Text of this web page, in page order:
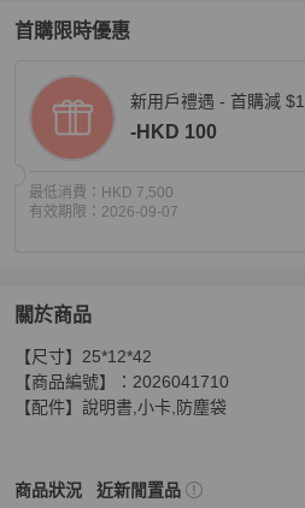
首購限時優惠
新用戶禮遇 - 首購減
-HKD 100
最低消費： HKD 7,500
有效期限： 2026-09-07
關於商品
關於巴黎世家X UNDER
【尺寸】25*12*42
【商品編號】：2026041710
【配件】說明書,小卡,防塵袋
商品狀況
Balenciaga男包商品狀態與細節
近新閒置品